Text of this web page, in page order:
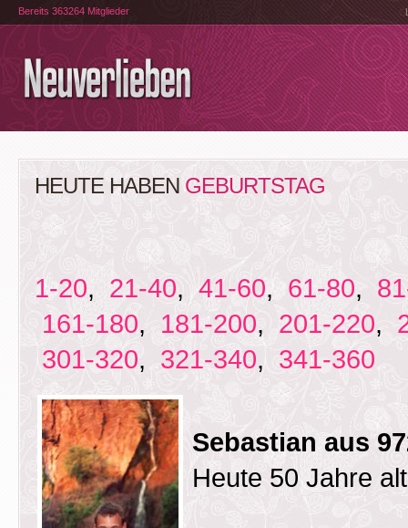
Bereits 363264 Mitglieder
HEUTE HABEN GEBURTSTAG
1-20, 21-40, 41-60, 61-80,
161-180, 181-200, 201-220,
301-320, 321-340, 341-360
Sebastian aus
Heute 50 Jahre